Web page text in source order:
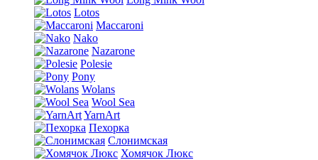
Lotos
Maccaroni
Nako
Nazarone
Polesie
Pony
Wolans
Wool Sea
YarnArt
Пехорка
Слонимская
Хомячок Люкс